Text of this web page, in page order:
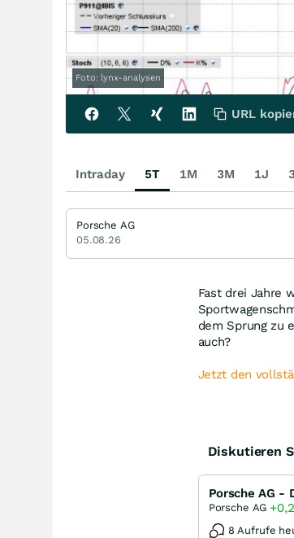
Foto: lynx-analysen
Fast drei Jahre
dem Sprung zu
auch?
Jetzt den
Diskutieren
Porsche AG -
Porsche AG
8 Aufrufe
URL
Intraday 5T 1M 3M 1J
Porsche AG
05.08.26